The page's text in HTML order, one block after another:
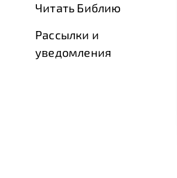
Читать Библию
Рассылки и
уведомления